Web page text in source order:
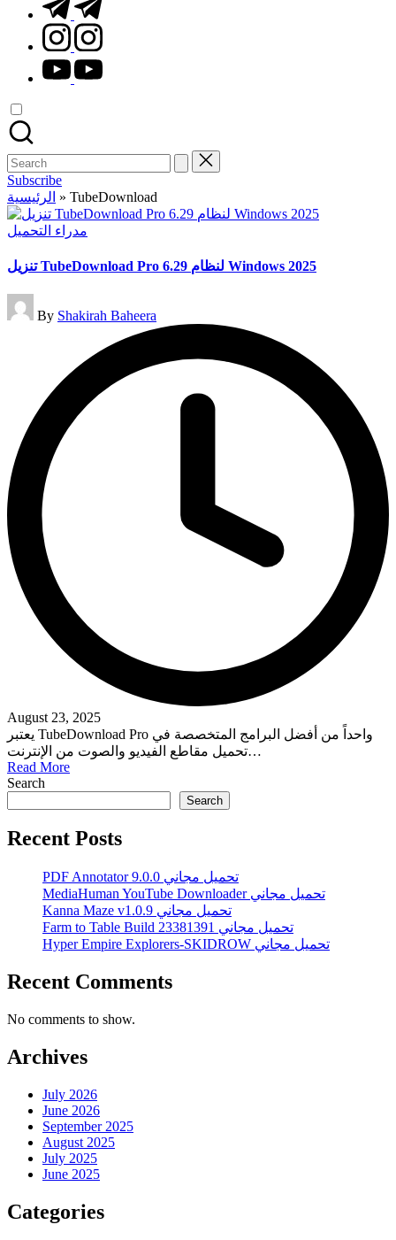
instagram.com
youtube.com
Search
for:
Subscribe
الرئيسية » TubeDownload
Posted
مدراء التحميل
تنزيل TubeDownload Pro 6.29 لنظام Windows 2025
Posted
by
By Shakirah Baheera
August 23, 2025
يعتبر TubeDownload Pro واحداً من أفضل البرامج المتخصصة في
تحميل مقاطع الفيديو والصوت من الإنترنت…
Read More
Search
Search
Recent Posts
PDF Annotator 9.0.0 تحميل مجاني
MediaHuman YouTube Downloader تحميل مجاني
Kanna Maze v1.0.9 تحميل مجاني
Farm to Table Build 23381391 تحميل مجاني
Hyper Empire Explorers-SKIDROW تحميل مجاني
Recent Comments
No comments to show.
Archives
July 2026
June 2026
September 2025
August 2025
July 2025
June 2025
Categories